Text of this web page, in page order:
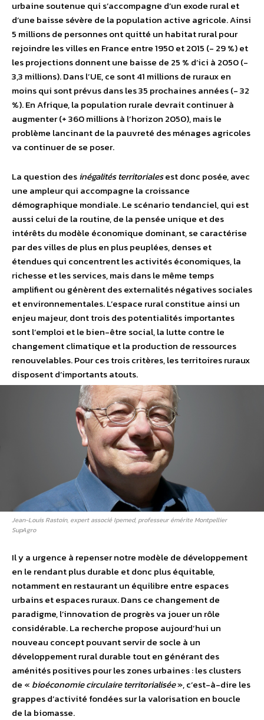
urbaine soutenue qui s’accompagne d’un exode rural et
d’une baisse sévère de la population active agricole. Ainsi
5 millions de personnes ont quitté un habitat rural pour
rejoindre les villes en France entre 1950 et 2015 (- 29 %) et
les projections donnent une baisse de 25 % d’ici à 2050 (-
3,3 millions). Dans l’UE, ce sont 41 millions de ruraux en
moins qui sont prévus dans les 35 prochaines années (- 32
%). En Afrique, la population rurale devrait continuer à
augmenter (+ 360 millions à l’horizon 2050), mais le
problème lancinant de la pauvreté des ménages agricoles
va continuer de se poser.
La question desinégalités territorialesest donc posée, avec
une ampleur qui accompagne la croissance
démographique mondiale. Le scénario tendanciel, qui est
aussi celui de la routine, de la pensée unique et des
intérêts du modèle économique dominant, se caractérise
par des villes de plus en plus peuplées, denses et
étendues qui concentrent les activités économiques, la
richesse et les services, mais dans le même temps
amplifient ou génèrent des externalités négatives sociales
et environnementales. L’espace rural constitue ainsi un
enjeu majeur, dont trois des potentialités importantes
sont l’emploi et le bien-être social, la lutte contre le
changement climatique et la production de ressources
renouvelables. Pour ces trois critères, les territoires ruraux
disposent d’importants atouts.
Jean-Louis Rastoin, expert associé Ipemed, professeur émérite Montpellier
SupAgro
Il y a urgence à repenser notre modèle de développement
en le rendant plus durable et donc plus équitable,
notamment en restaurant un équilibre entre espaces
urbains et espaces ruraux. Dans ce changement de
paradigme, l’innovation de progrès va jouer un rôle
considérable. La recherche propose aujourd’hui un
nouveau concept pouvant servir de socle à un
développement rural durable tout en générant des
aménités positives pour les zones urbaines : les clusters
de « bioéconomie circulaire territorialisée», c’est-à-dire les
grappes d’activité fondées sur la valorisation en boucle
de la biomasse.